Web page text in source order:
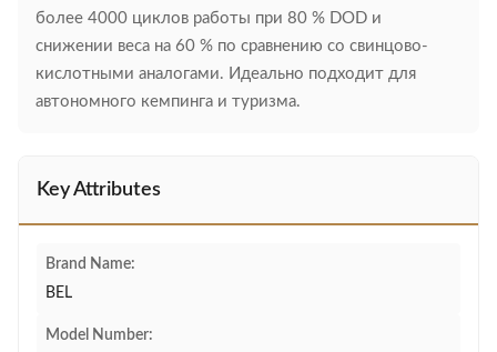
более 4000 циклов работы при 80 % DOD и
снижении веса на 60 % по сравнению со свинцово-
кислотными аналогами. Идеально подходит для
автономного кемпинга и туризма.
Key Attributes
Brand Name:
BEL
Model Number: